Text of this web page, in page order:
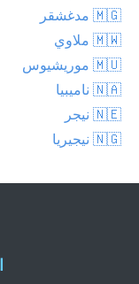
🇲🇬 مدغشقر
🇲🇼 ملاوي
🇲🇺 موريشيوس
🇳🇦 ناميبيا
🇳🇪 نيجر
🇳🇬 نيجيريا